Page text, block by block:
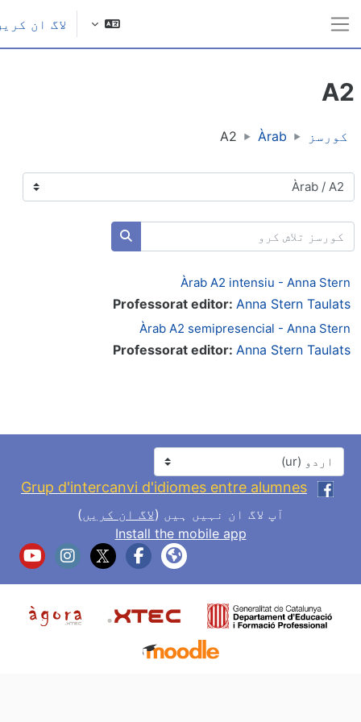
لاگ ان کریں
کورسز Àrab
A2
کی اقسام
تلاش کرو
کورسز تلاش کرو
Àrab A2 intensiu - Anna
Professorat editor:Anna Stern
Àrab A2 semipresencial - Anna
Professorat editor:Anna Stern
زبان
Grup d'intercanvi d'idiomes entre alumnes
آپ لاگ ان نہیں ہیں ( لاگ ان کریں)
Install the mobile app